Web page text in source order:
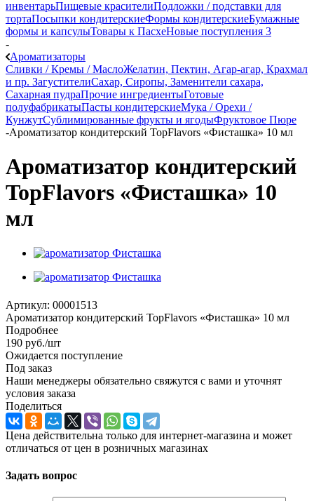
инвентарьПищевые красителиПодложки / подставки для
тортаПосыпки кондитерскиеФормы кондитерскиеБумажные
формы и капсулыТовары к ПасхеНовые поступления 3
-
Ароматизаторы
Сливки / Кремы / МаслоЖелатин, Пектин, Агар-агар, Крахмал
и пр. ЗагустителиСахар, Сиропы, Заменители сахара,
Сахарная пудраПрочие ингредиентыГотовые
полуфабрикатыПасты кондитерскиеМука / Орехи /
КунжутСублимированные фрукты и ягодыФруктовое Пюре
-Ароматизатор кондитерский TopFlavors «Фисташка» 10 мл
Ароматизатор кондитерский
TopFlavors «Фисташка» 10
мл
Артикул: 00001513
Ароматизатор кондитерский TopFlavors «Фисташка» 10 мл
Подробнее
190 руб./шт
Ожидается поступление
Под заказ
Наши менеджеры обязательно свяжутся с вами и уточнят
условия заказа
Поделиться
Цена действительна только для интернет-магазина и может
отличаться от цен в розничных магазинах
Задать вопрос